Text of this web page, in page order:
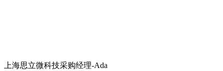
上海思立微科技采购经理-Ada